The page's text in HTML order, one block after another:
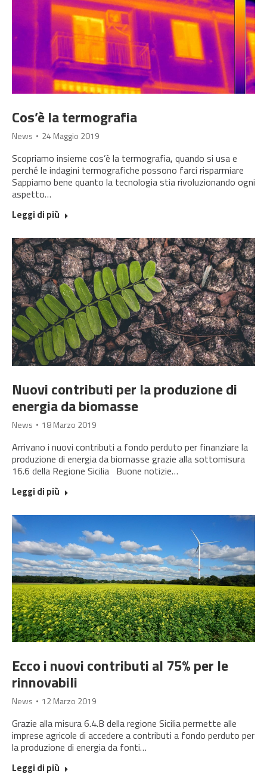
Cos’è la termografia
News 24 Maggio 2019
Scopriamo insieme cos’è la termografia, quando si usa e
perché le indagini termografiche possono farci risparmiare
Sappiamo bene quanto la tecnologia stia rivoluzionando ogni
aspetto…
Leggi di più
Nuovi contributi per la produzione di
energia da biomasse
News 18 Marzo 2019
Arrivano i nuovi contributi a fondo perduto per finanziare la
produzione di energia da biomasse grazie alla sottomisura
16.6 della Regione Sicilia Buone notizie…
Leggi di più
Ecco i nuovi contributi al 75% per le
rinnovabili
News 12 Marzo 2019
Grazie alla misura 6.4.B della regione Sicilia permette alle
imprese agricole di accedere a contributi a fondo perduto per
la produzione di energia da fonti…
Leggi di più